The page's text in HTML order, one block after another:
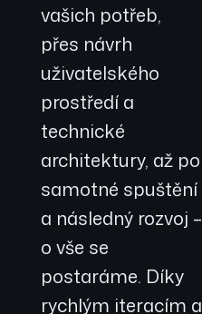
vašich potřeb,
přes návrh
uživatelského
prostředí a
technické
architektury, až po
samotné spuštění
a následný rozvoj –
o vše se
postaráme. Díky
rychlým iteracím a